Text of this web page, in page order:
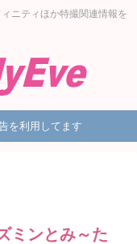
ニティほか特撮関連情報を
を利用してます
ミンとみ～た